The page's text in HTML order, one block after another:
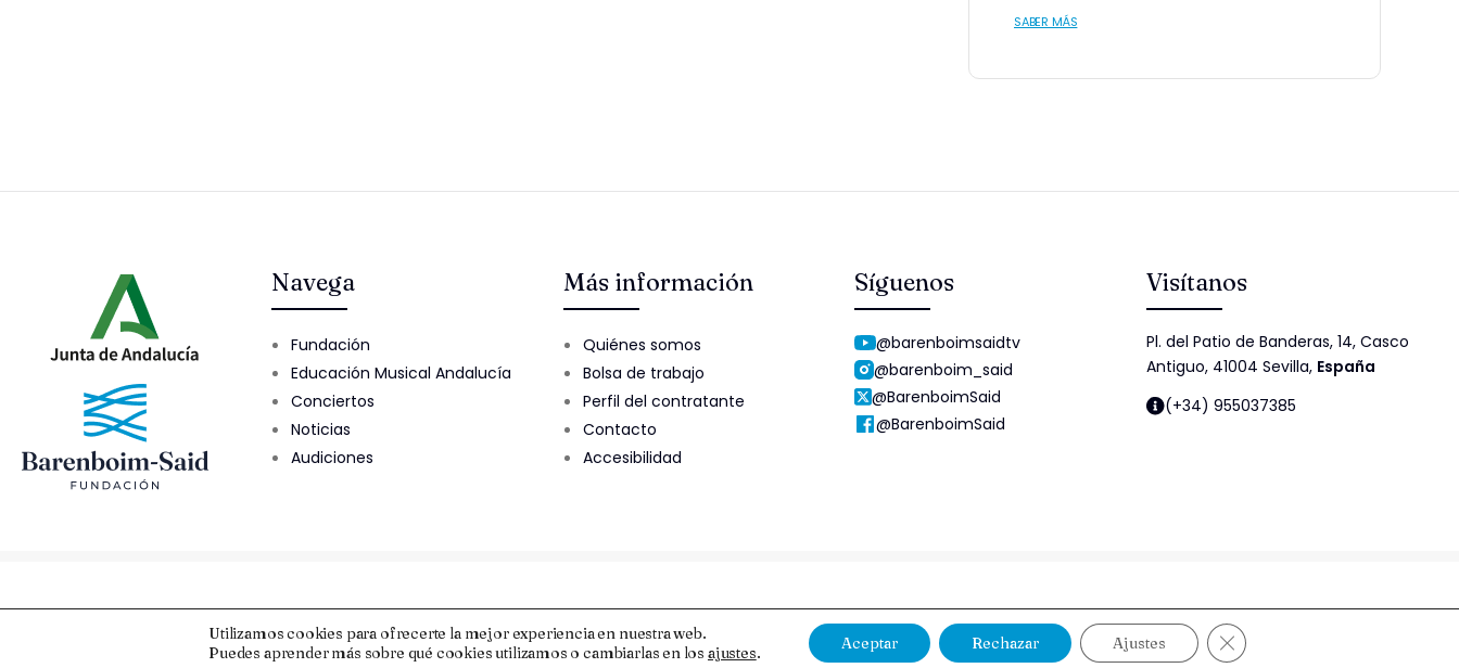
SABER MÁS
Navega
Fundación
Educación Musical Andalucía
Conciertos
Noticias
Audiciones
Más información
Quiénes somos
Bolsa de trabajo
Perfil del contratante
Contacto
Accesibilidad
Síguenos
@barenboimsaidtv
@barenboim_said
@BarenboimSaid
@BarenboimSaid
Visítanos
Pl. del Patio de Banderas, 14, Casco
Antiguo, 41004 Sevilla, España
(+34) 955037385
Esquema Nacional de SeguridadPolítica de cookiesPolítica de Seguridad de la Información
Utilizamos cookies para ofrecerte la mejor experiencia en nuestra web.
Puedes aprender más sobre qué cookies utilizamos o cambiarlas en los ajustes. Aceptar Rechazar Ajustes Cerrar el banner de cookies